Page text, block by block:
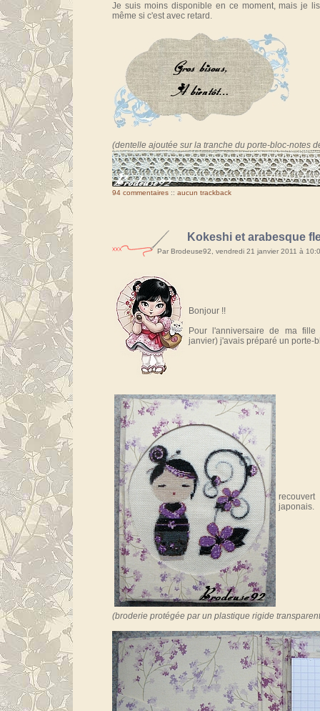
Je suis moins disponible en ce moment, mais je
même si c'est avec retard.
(dentelle ajoutée sur la tranche du porte-bloc-notes
94 commentaires :: aucun trackback
Kokeshi et arabesque
Par Brodeuse92, vendredi 21 janvier 2011 à
Bonjour !!
Pour l'anniversaire de ma
janvier) j'avais préparé un porte-
japonais.
(broderie protégée par un plastique rigide